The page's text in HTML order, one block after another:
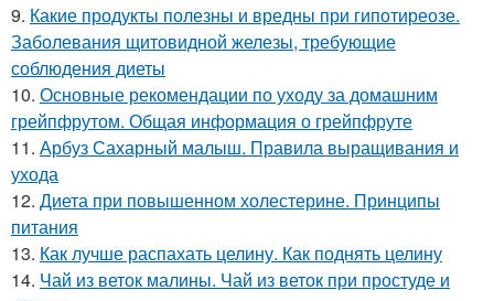
9. Какие продукты полезны и вредны при гипотиреозе.
Заболевания щитовидной железы, требующие
соблюдения диеты
10. Основные рекомендации по уходу за домашним
грейпфрутом. Общая информация о грейпфруте
11. Арбуз Сахарный малыш. Правила выращивания и
ухода
12. Диета при повышенном холестерине. Принципы
питания
13. Как лучше распахать целину. Как поднять целину
14. Чай из веток малины. Чай из веток при простуде и